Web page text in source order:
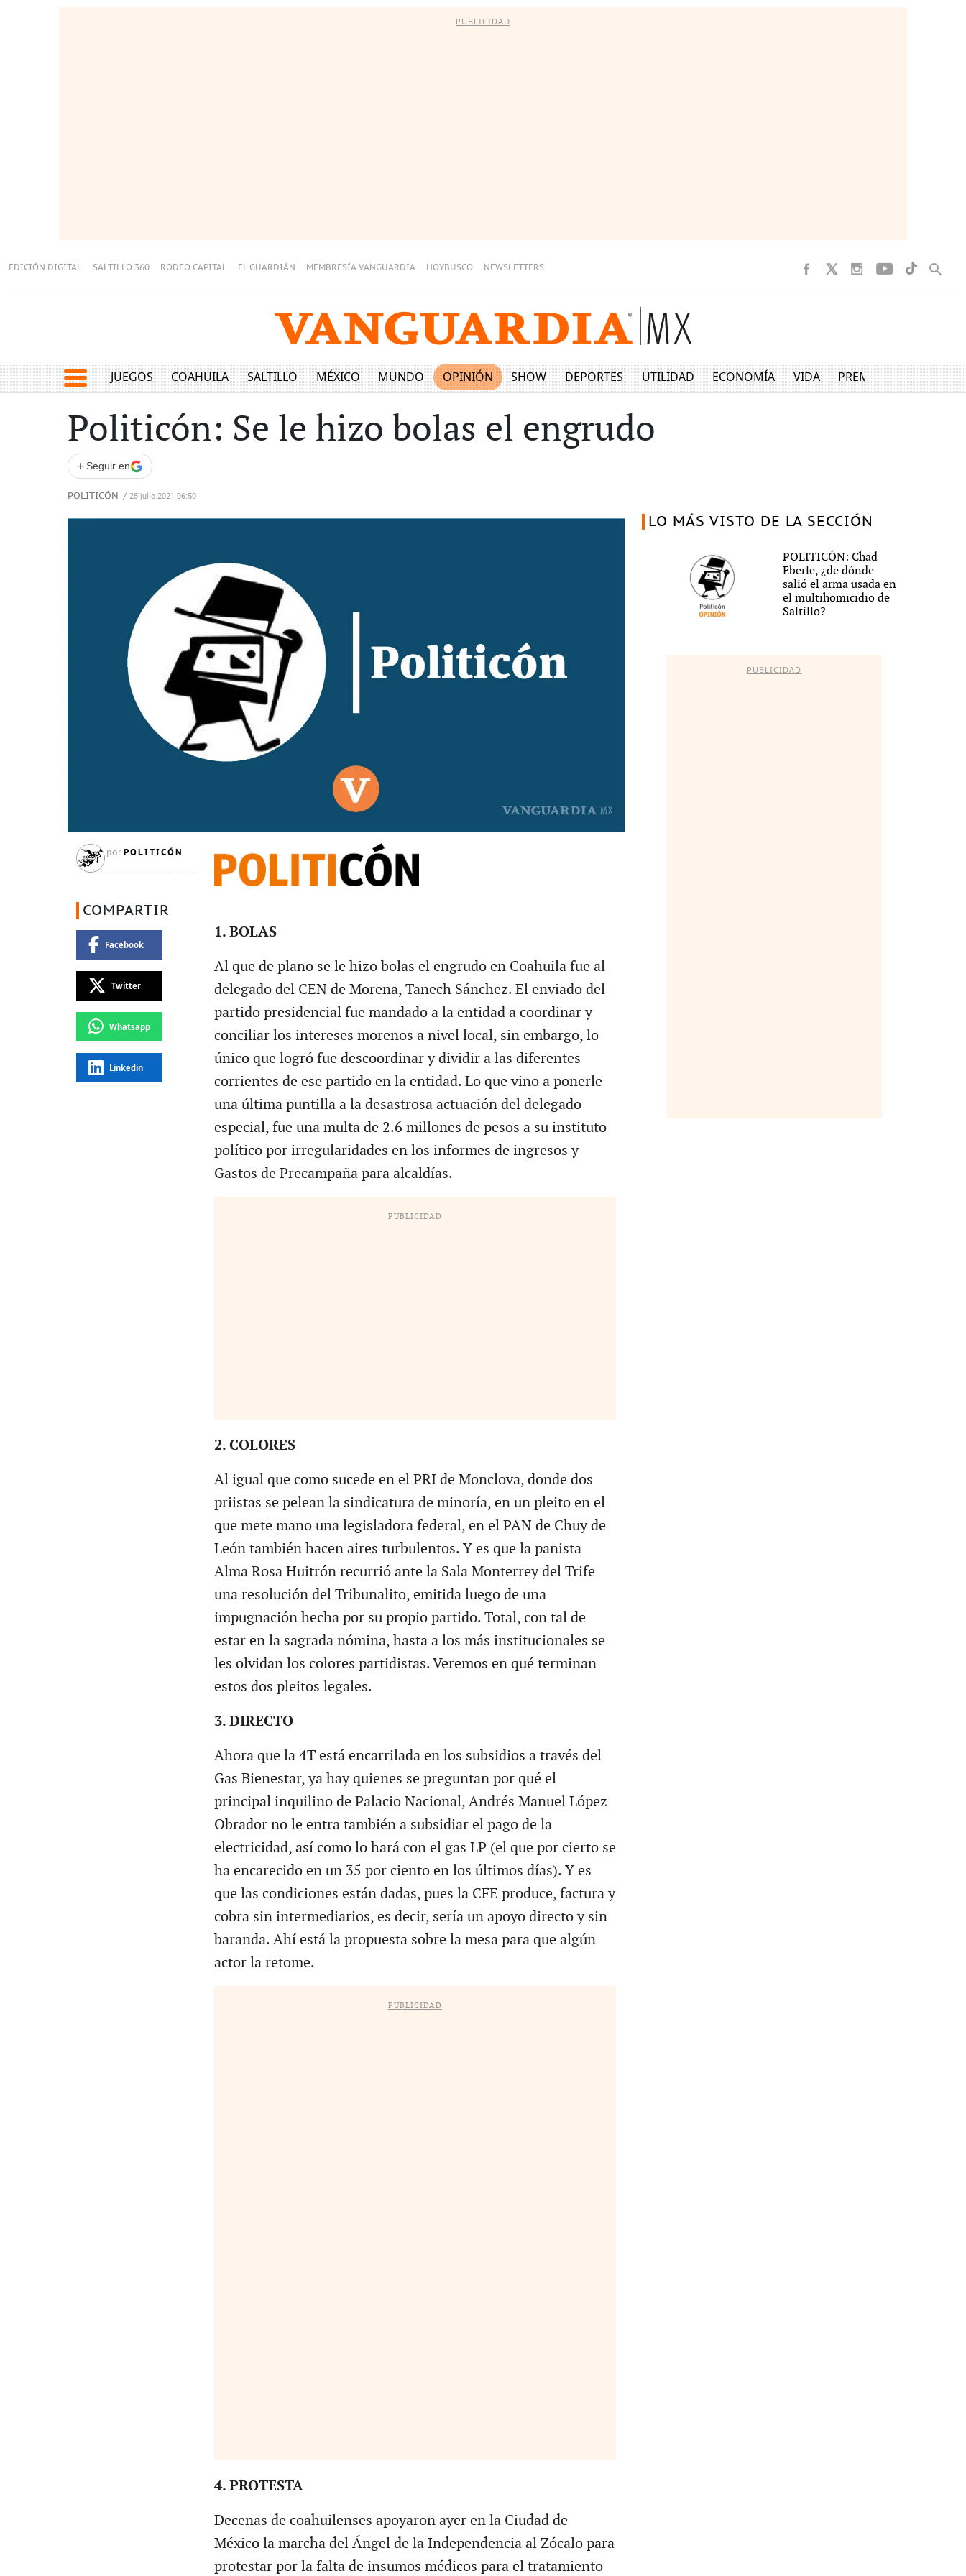
PUBLICIDAD
EDICIÓN DIGITAL SALTILLO 360 RODEO CAPITAL EL GUARDIÁN MEMBRESÍA VANGUARDIA HOYBUSCO NEWSLETTERS
JUEGOS COAHUILA SALTILLO MÉXICO MUNDO OPINIÓN SHOW DEPORTES UTILIDAD ECONOMÍA VIDA PREMIUM
Politicón: Se le hizo bolas el engrudo
+ Seguir en
POLITICÓN / 25 julio 2021 06:50
por POLITICÓN
COMPARTIR
Facebook
Twitter
Whatsapp
Linkedin
1. BOLAS
Al que de plano se le hizo bolas el engrudo en Coahuila fue al
delegado del CEN de Morena, Tanech Sánchez. El enviado del
partido presidencial fue mandado a la entidad a coordinar y
conciliar los intereses morenos a nivel local, sin embargo, lo
único que logró fue descoordinar y dividir a las diferentes
corrientes de ese partido en la entidad. Lo que vino a ponerle
una última puntilla a la desastrosa actuación del delegado
especial, fue una multa de 2.6 millones de pesos a su instituto
político por irregularidades en los informes de ingresos y
Gastos de Precampaña para alcaldías.
PUBLICIDAD
2. COLORES
Al igual que como sucede en el PRI de Monclova, donde dos
priistas se pelean la sindicatura de minoría, en un pleito en el
que mete mano una legisladora federal, en el PAN de Chuy de
León también hacen aires turbulentos. Y es que la panista
Alma Rosa Huitrón recurrió ante la Sala Monterrey del Trife
una resolución del Tribunalito, emitida luego de una
impugnación hecha por su propio partido. Total, con tal de
estar en la sagrada nómina, hasta a los más institucionales se
les olvidan los colores partidistas. Veremos en qué terminan
estos dos pleitos legales.
3. DIRECTO
Ahora que la 4T está encarrilada en los subsidios a través del
Gas Bienestar, ya hay quienes se preguntan por qué el
principal inquilino de Palacio Nacional, Andrés Manuel López
Obrador no le entra también a subsidiar el pago de la
electricidad, así como lo hará con el gas LP (el que por cierto se
ha encarecido en un 35 por ciento en los últimos días). Y es
que las condiciones están dadas, pues la CFE produce, factura y
cobra sin intermediarios, es decir, sería un apoyo directo y sin
baranda. Ahí está la propuesta sobre la mesa para que algún
actor la retome.
PUBLICIDAD
4. PROTESTA
Decenas de coahuilenses apoyaron ayer en la Ciudad de
México la marcha del Ángel de la Independencia al Zócalo para
protestar por la falta de insumos médicos para el tratamiento
LO MÁS VISTO DE LA SECCIÓN
POLITICÓN: Chad
Eberle, ¿de dónde
salió el arma usada en
el multihomicidio de
Saltillo?
PUBLICIDAD